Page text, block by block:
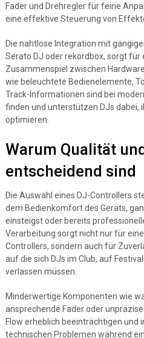
Fader und Drehregler für feine
eine effektive Steuerung von
Die nahtlose Integration mit
Serato DJ oder rekordbox, sorgt für
Zusammenspiel zwischen
wie beleuchtete Bedienelemente,
Track-Informationen sind bei
finden und unterstützen DJs dabei,
optimieren.
Warum Qualität
entscheidend sind
Die Auswahl eines DJ-Controllers
dem Bedienkomfort des Geräts,
einsteigst oder bereits
Verarbeitung sorgt nicht nur für
Controllers, sondern auch für
auf die sich DJs im Club, auf
verlassen müssen.
Minderwertige Komponenten wie
ansprechende Fader oder
Flow erheblich beeinträchtigen und
technischen Problemen während